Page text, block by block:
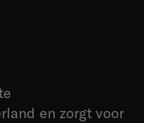
en zorgt voor